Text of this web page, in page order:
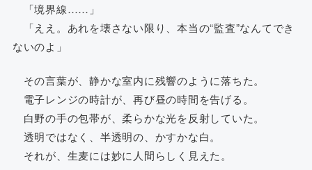
「境界線……」
「ええ。あれを壊さない限り、本当の“監査”なんてでき
ないのよ」
その言葉が、静かな室内に残響のように落ちた。
電子レンジの時計が、再び昼の時間を告げる。
白野の手の包帯が、柔らかな光を反射していた。
透明ではなく、半透明の、かすかな白。
それが、生麦には妙に人間らしく見えた。